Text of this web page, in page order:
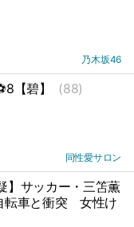
乃木坂46
【碧】 (88)
同性愛サロン
】サッカー・三笘薫
転車と衝突
女性け